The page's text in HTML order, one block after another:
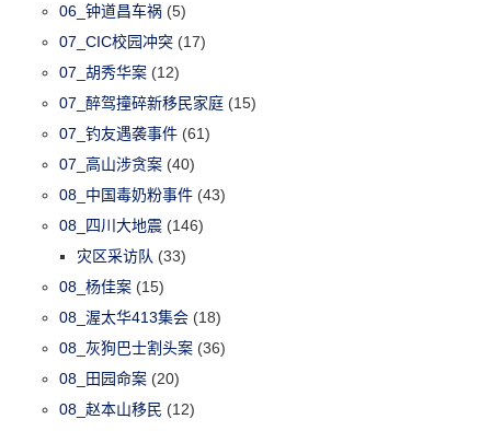
06_钟道昌车祸 (5)
07_CIC校园冲突 (17)
07_胡秀华案 (12)
07_醉驾撞碎新移民家庭 (15)
07_钓友遇袭事件 (61)
07_高山涉贪案 (40)
08_中国毒奶粉事件 (43)
08_四川大地震 (146)
灾区采访队 (33)
08_杨佳案 (15)
08_渥太华413集会 (18)
08_灰狗巴士割头案 (36)
08_田园命案 (20)
08_赵本山移民 (12)